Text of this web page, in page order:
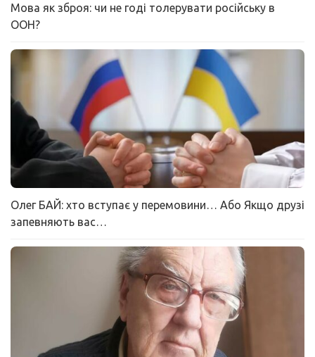
Мова як зброя: чи не годі толерувати російську в
ООН?
Олег БАЙ: хто вступає у перемовини… Або Якщо друзі
запевняють вас…